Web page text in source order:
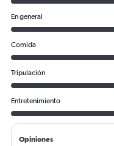
En general
Comida
Tripulación
Entretenimiento
Opiniones